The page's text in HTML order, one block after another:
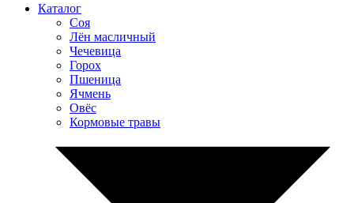
Каталог
Соя
Лён масличный
Чечевица
Горох
Пшеница
Ячмень
Овёс
Кормовые травы